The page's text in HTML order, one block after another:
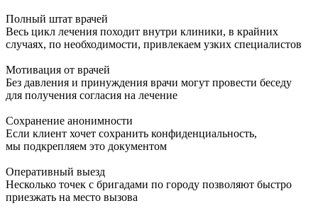
Полный штат врачей
Весь цикл лечения походит внутри клиники, в крайних
случаях, по необходимости, привлекаем узких специалистов
Мотивация от врачей
Без давления и принуждения врачи могут провести беседу
для получения согласия на лечение
Сохранение анонимности
Если клиент хочет сохранить конфиденциальность,
мы подкрепляем это документом
Оперативный выезд
Несколько точек с бригадами по городу позволяют быстро
приезжать на место вызова